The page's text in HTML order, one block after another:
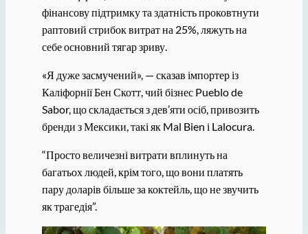
фінансову підтримку та здатність проковтнути
раптовий стрибок витрат на 25%, ляжуть на
себе основний тягар зриву.
«Я дуже засмучений», — сказав імпортер із
Каліфорнії Бен Скотт, чий бізнес Pueblo de
Sabor, що складається з дев’яти осіб, привозить
бренди з Мексики, такі як Mal Bien і Lalocura.
“Просто величезні витрати вплинуть на
багатьох людей, крім того, що вони платять
пару доларів більше за коктейль, що не звучить
як трагедія”.